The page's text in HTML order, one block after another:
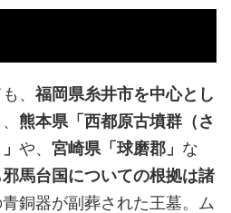
、 福岡県糸井市を中心とし
熊本県「西都原古墳群（さ
や、 宮崎県「球磨郡」 な
馬台国についての根拠は諸
銅器が副葬された王墓。ム